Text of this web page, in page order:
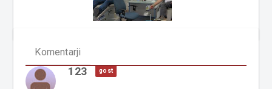
Komentarji
123 gost